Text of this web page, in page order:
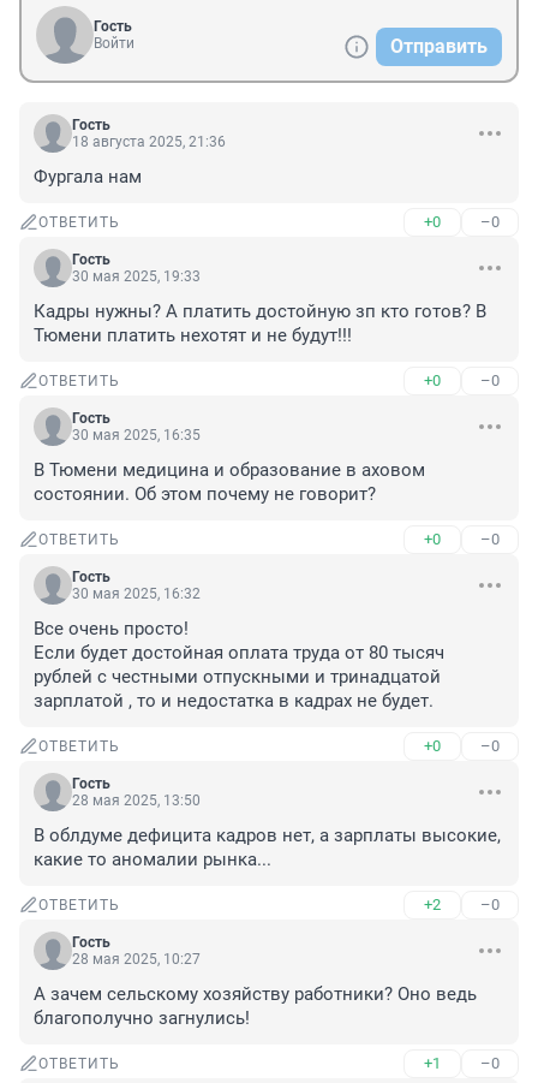
Гость
Войти
Отправить
Гость
18 августа 2025, 21:36
Фургала нам
ОТВЕТИТЬ +0 –0
Гость
30 мая 2025, 19:33
Кадры нужны? А платить достойную зп кто готов? В
Тюмени платить нехотят и не будут!!!
ОТВЕТИТЬ +0 –0
Гость
30 мая 2025, 16:35
В Тюмени медицина и образование в аховом
состоянии. Об этом почему не говорит?
ОТВЕТИТЬ +0 –0
Гость
30 мая 2025, 16:32
Все очень просто!
Если будет достойная оплата труда от 80 тысяч
рублей с честными отпускными и тринадцатой
зарплатой , то и недостатка в кадрах не будет.
ОТВЕТИТЬ +0 –0
Гость
28 мая 2025, 13:50
В облдуме дефицита кадров нет, а зарплаты высокие,
какие то аномалии рынка...
ОТВЕТИТЬ +2 –0
Гость
28 мая 2025, 10:27
А зачем сельскому хозяйству работники? Оно ведь
благополучно загнулись!
ОТВЕТИТЬ +1 –0